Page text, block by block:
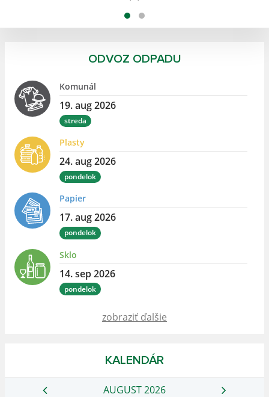
ODVOZ ODPADU
Komunál
19. aug 2026
streda
Plasty
24. aug 2026
pondelok
Papier
17. aug 2026
pondelok
Sklo
14. sep 2026
pondelok
zobraziť ďalšie
KALENDÁR
AUGUST 2026